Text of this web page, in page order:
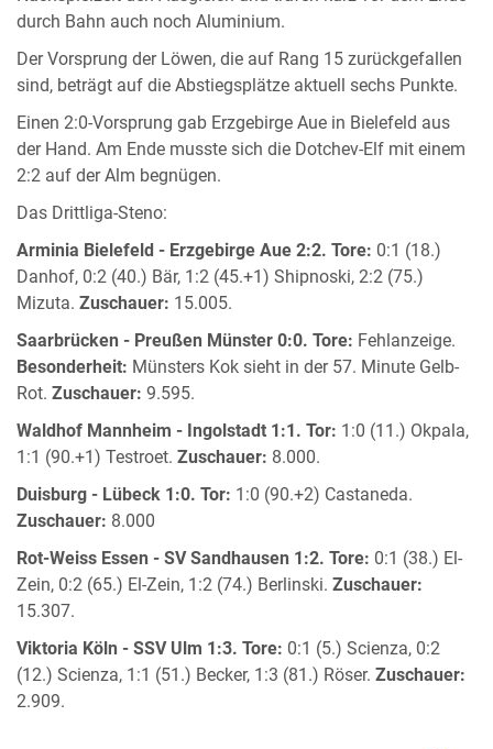
durch Bahn auch noch Aluminium.
Der Vorsprung der Löwen, die auf Rang 15 zurückgefallen
sind, beträgt auf die Abstiegsplätze aktuell sechs Punkte.
Einen 2:0-Vorsprung gab Erzgebirge Aue in Bielefeld aus
der Hand. Am Ende musste sich die Dotchev-Elf mit einem
2:2 auf der Alm begnügen.
Das Drittliga-Steno:
Arminia Bielefeld - Erzgebirge Aue 2:2. Tore: 0:1 (18.)
Danhof, 0:2 (40.) Bär, 1:2 (45.+1) Shipnoski, 2:2 (75.)
Mizuta. Zuschauer: 15.005.
Saarbrücken - Preußen Münster 0:0. Tore: Fehlanzeige.
Besonderheit: Münsters Kok sieht in der 57. Minute Gelb-
Rot. Zuschauer: 9.595.
Waldhof Mannheim - Ingolstadt 1:1. Tor: 1:0 (11.) Okpala,
1:1 (90.+1) Testroet. Zuschauer: 8.000.
Duisburg - Lübeck 1:0. Tor: 1:0 (90.+2) Castaneda.
Zuschauer: 8.000
Rot-Weiss Essen - SV Sandhausen 1:2. Tore: 0:1 (38.) El-
Zein, 0:2 (65.) El-Zein, 1:2 (74.) Berlinski. Zuschauer:
15.307.
Viktoria Köln - SSV Ulm 1:3. Tore: 0:1 (5.) Scienza, 0:2
(12.) Scienza, 1:1 (51.) Becker, 1:3 (81.) Röser. Zuschauer:
2.909.